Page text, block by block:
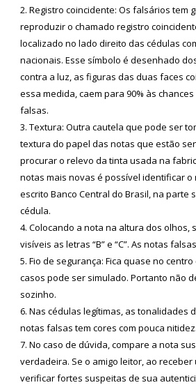
2. Registro coincidente: Os falsários tem
reproduzir o chamado registro
localizado no lado direito das cédulas
nacionais. Esse símbolo é desenhado
contra a luz, as figuras das duas faces
essa medida, caem para 90% às
falsas.
3. Textura: Outra cautela que pode ser
textura do papel das notas que estão
procurar o relevo da tinta usada na
notas mais novas é possível identificar
escrito Banco Central do Brasil, na parte
cédula.
4. Colocando a nota na altura dos olhos,
visíveis as letras “B” e “C”. As notas
5. Fio de segurança: Fica quase no
casos pode ser simulado. Portanto não
sozinho.
6. Nas cédulas legítimas, as tonalidades
notas falsas tem cores com pouca nitidez.
7. No caso de dúvida, compare a nota
verdadeira. Se o amigo leitor, ao
verificar fortes suspeitas de sua